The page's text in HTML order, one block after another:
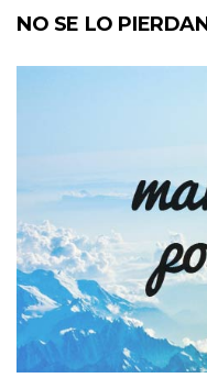
NO SE LO